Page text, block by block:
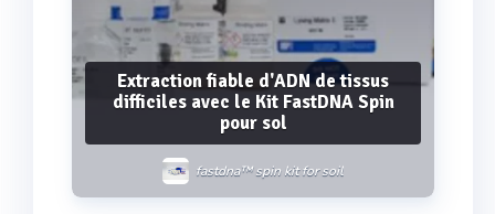
Extraction fiable d'ADN de tissus
difficiles avec le Kit FastDNA Spin
pour sol
fastdna™ spin kit for soil